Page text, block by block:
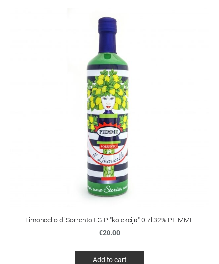
Limoncello di Sorrento I.G.P. "kolekcija" 0.7l 32% PIEMME
€20.00
Add to cart